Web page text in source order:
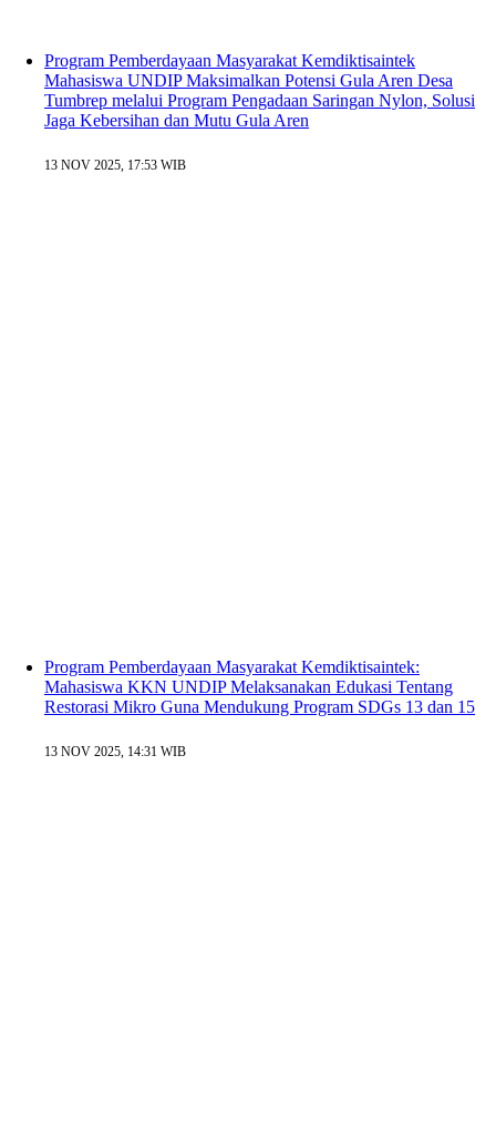
Program Pemberdayaan Masyarakat Kemdiktisaintek
Mahasiswa UNDIP Maksimalkan Potensi Gula Aren Desa
Tumbrep melalui Program Pengadaan Saringan Nylon, Solusi
Jaga Kebersihan dan Mutu Gula Aren
13 NOV 2025, 17:53 WIB
Program Pemberdayaan Masyarakat Kemdiktisaintek:
Mahasiswa KKN UNDIP Melaksanakan Edukasi Tentang
Restorasi Mikro Guna Mendukung Program SDGs 13 dan 15
13 NOV 2025, 14:31 WIB